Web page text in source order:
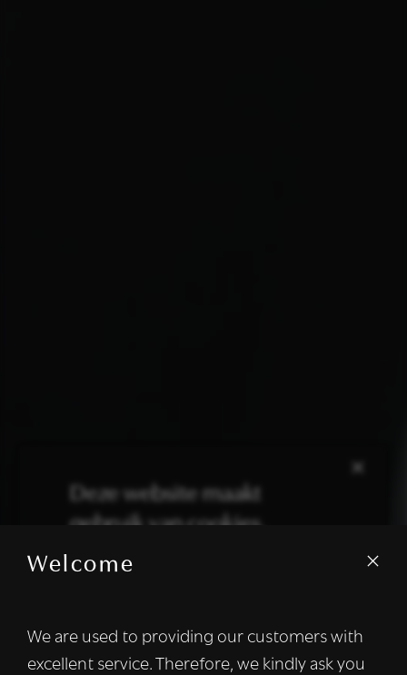
Welcome
We are used to providing our customers with
excellent service. Therefore, we kindly ask you
×
Deze website maakt
gebruik van cookies.
We gebruiken cookies om inhoud en
informatie over uw gebruik van onze site
met onze advertentie- en analysepartners,